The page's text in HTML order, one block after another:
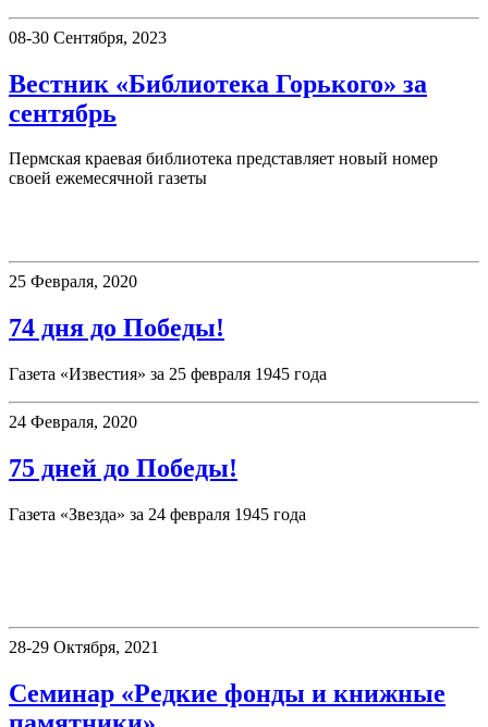
08-30 Сентября, 2023
Вестник «Библиотека Горького» за
сентябрь
Пермская краевая библиотека представляет новый номер
своей ежемесячной газеты
25 Февраля, 2020
74 дня до Победы!
Газета «Известия» за 25 февраля 1945 года
24 Февраля, 2020
75 дней до Победы!
Газета «Звезда» за 24 февраля 1945 года
28-29 Октября, 2021
Семинар «Редкие фонды и книжные